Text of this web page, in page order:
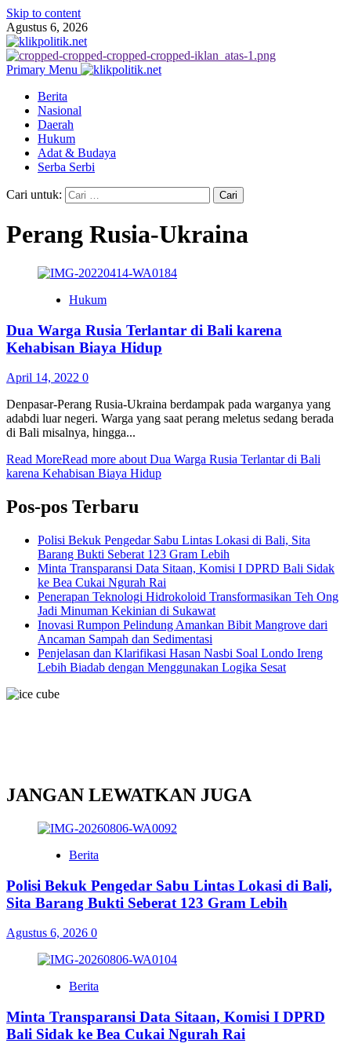
Skip to content
Agustus 6, 2026
Primary Menu
Berita
Nasional
Daerah
Hukum
Adat & Budaya
Serba Serbi
Cari untuk:
Perang Rusia-Ukraina
Hukum
Dua Warga Rusia Terlantar di Bali karena
Kehabisan Biaya Hidup
April 14, 2022 0
Denpasar-Perang Rusia-Ukraina berdampak pada warganya yang
adabdi luar negeri. Warga yang saat perang meletus sedang berada
di Bali misalnya, hingga...
Read MoreRead more about Dua Warga Rusia Terlantar di Bali
karena Kehabisan Biaya Hidup
Pos-pos Terbaru
Polisi Bekuk Pengedar Sabu Lintas Lokasi di Bali, Sita
Barang Bukti Seberat 123 Gram Lebih
Minta Transparansi Data Sitaan, Komisi I DPRD Bali Sidak
ke Bea Cukai Ngurah Rai
Penerapan Teknologi Hidrokoloid Transformasikan Teh Ong
Jadi Minuman Kekinian di Sukawat
Inovasi Rumpon Pelindung Amankan Bibit Mangrove dari
Ancaman Sampah dan Sedimentasi
Penjelasan dan Klarifikasi Hasan Nasbi Soal Londo Ireng
Lebih Biadab dengan Menggunakan Logika Sesat
JANGAN LEWATKAN JUGA
Berita
Polisi Bekuk Pengedar Sabu Lintas Lokasi di Bali,
Sita Barang Bukti Seberat 123 Gram Lebih
Agustus 6, 2026 0
Berita
Minta Transparansi Data Sitaan, Komisi I DPRD
Bali Sidak ke Bea Cukai Ngurah Rai